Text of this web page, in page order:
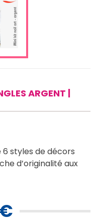
ARGENT |
styles de décors
d’originalité aux